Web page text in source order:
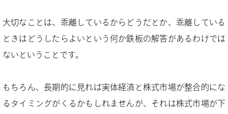
大切なことは、乖離しているからどうだとか、乖離している
ときはどうしたらよいという何か鉄板の解答があるわけでは
ないということです。
もちろん、長期的に見れば実体経済と株式市場が整合的にな
るタイミングがくるかもしれませんが、それは株式市場が下